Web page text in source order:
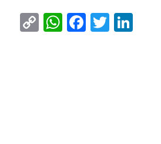
CopyWhatsApp
Facebook
Twitter